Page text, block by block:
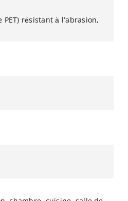
résistant à l’abrasion,